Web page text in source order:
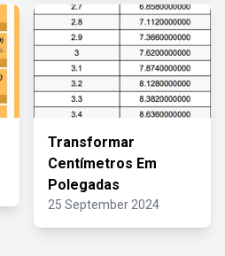
Transformar
Centímetros Em
Polegadas
25 September 2024